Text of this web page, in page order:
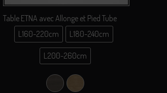
Table ETNA avec Allonge et Pied Tube
L160-220cm
L180-240cm
L200-260cm
L160-220cm L180-240cm
L200-260cm
Chêne NebraskaChêne Sauvage